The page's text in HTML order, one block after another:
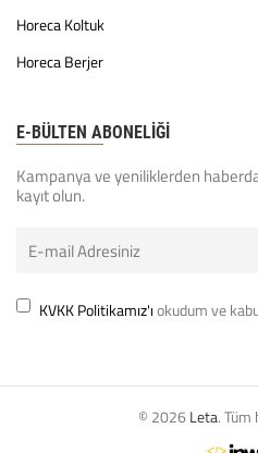
Horeca Koltuk
Horeca Berjer
E-BÜLTEN ABONELİĞİ
Kampanya ve yeniliklerden
kayıt olun.
KVKK Politikamız'ıokudum ve
© 2026 Leta. Tüm